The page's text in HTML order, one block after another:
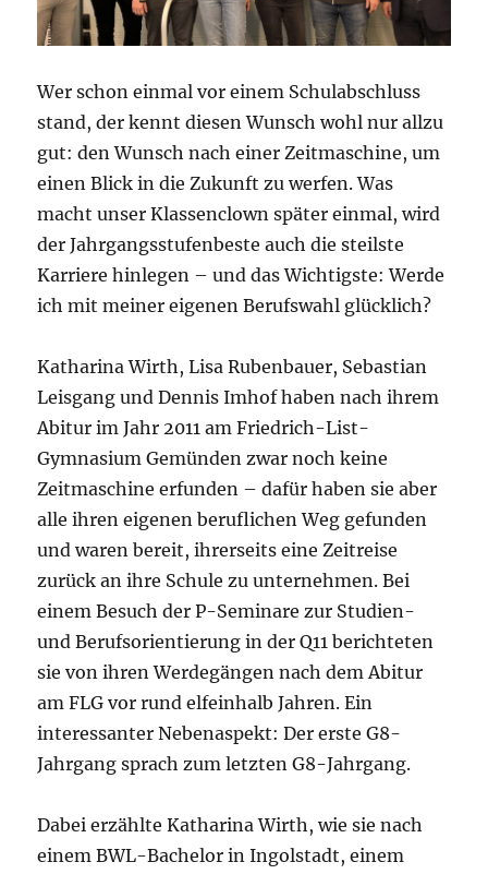
Wer schon einmal vor einem Schulabschluss
stand, der kennt diesen Wunsch wohl nur allzu
gut: den Wunsch nach einer Zeitmaschine, um
einen Blick in die Zukunft zu werfen. Was
macht unser Klassenclown später einmal, wird
der Jahrgangsstufenbeste auch die steilste
Karriere hinlegen – und das Wichtigste: Werde
ich mit meiner eigenen Berufswahl glücklich?
Katharina Wirth, Lisa Rubenbauer, Sebastian
Leisgang und Dennis Imhof haben nach ihrem
Abitur im Jahr 2011 am Friedrich-List-
Gymnasium Gemünden zwar noch keine
Zeitmaschine erfunden – dafür haben sie aber
alle ihren eigenen beruflichen Weg gefunden
und waren bereit, ihrerseits eine Zeitreise
zurück an ihre Schule zu unternehmen. Bei
einem Besuch der P-Seminare zur Studien-
und Berufsorientierung in der Q11 berichteten
sie von ihren Werdegängen nach dem Abitur
am FLG vor rund elfeinhalb Jahren. Ein
interessanter Nebenaspekt: Der erste G8-
Jahrgang sprach zum letzten G8-Jahrgang.
Dabei erzählte Katharina Wirth, wie sie nach
einem BWL-Bachelor in Ingolstadt, einem